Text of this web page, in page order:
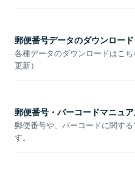
郵便番号データのダウンロード
各種データのダウンロードはこ
更新）
郵便番号・バーコードマニュ
郵便番号や、バーコードに関す
す。